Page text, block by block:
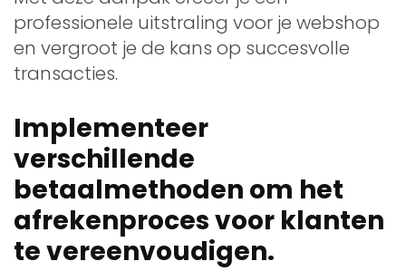
professionele uitstraling voor je webshop
en vergroot je de kans op succesvolle
transacties.
Implementeer
verschillende
betaalmethoden om het
afrekenproces voor klanten
te vereenvoudigen.